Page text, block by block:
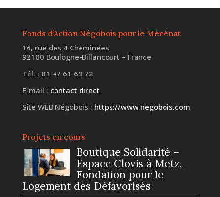
Fonds d’Action Négobois pour le Mécénat
16, rue des 4 Cheminées
92100 Boulogne-Billancourt – France
Tél. : 01 47 61 69 72
E-mail : contact direct
Site WEB Négobois : https://www.negobois.com
Projets en cours
Boutique Solidarité –
Espace Clovis à Metz,
Fondation pour le
Logement des Défavorisés